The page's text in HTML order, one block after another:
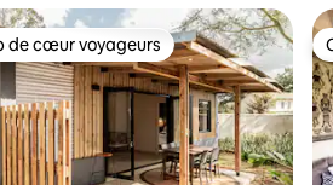
de cœur voyageurs
de cœur voyageurs